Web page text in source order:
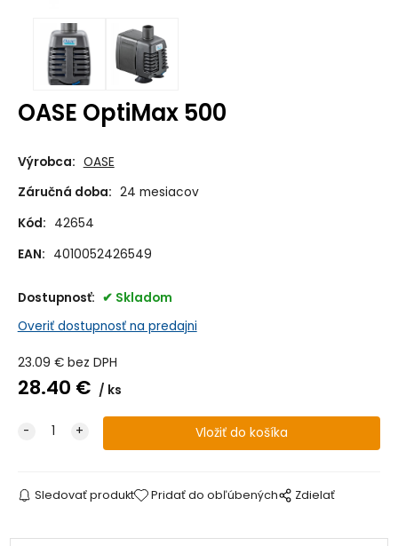
OASE OptiMax 500
Výrobca: OASE
Záručná doba: 24 mesiacov
Kód: 42654
EAN: 4010052426549
Dostupnosť:
Skladom
Overiť dostupnosť na predajni
23.09 € bez DPH
28.40 € ks
Sledovať produkt Pridať do obľúbených Zdielať